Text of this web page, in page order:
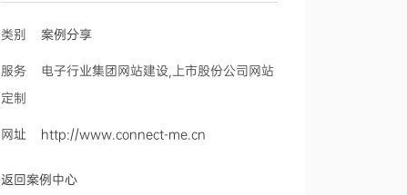
类别 案例分享
服务 电子行业集团网站建设,上市股份公司网站
定制
网址 http://www.connect-me.cn
返回案例中心